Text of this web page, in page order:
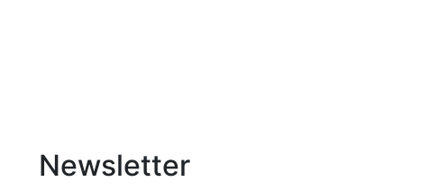
Newsletter